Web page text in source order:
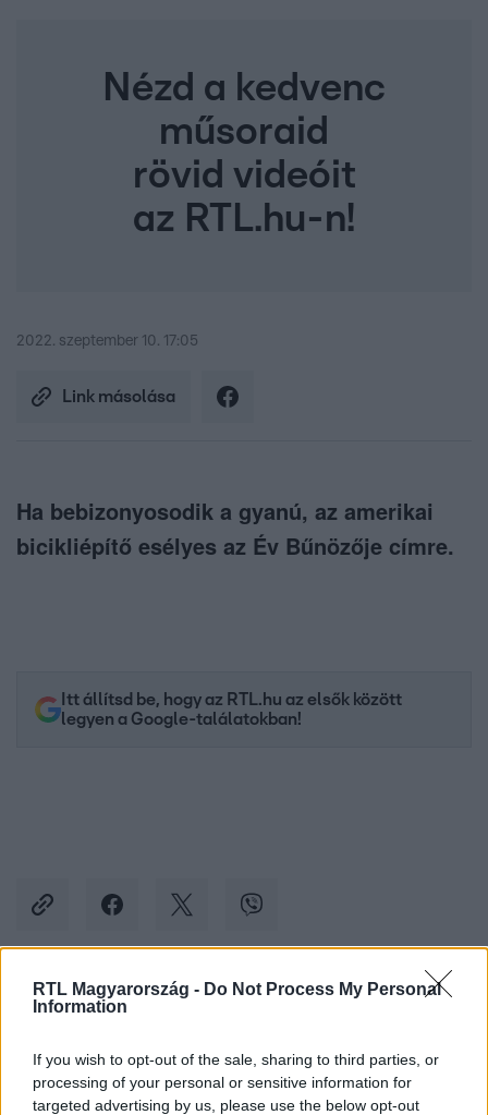
RTL Magyarország - Do Not Process My Personal
Information
If you wish to opt-out of the sale, sharing to third parties, or
processing of your personal or sensitive information for
targeted advertising by us, please use the below opt-out
Nézd a kedvenc
műsoraid
rövid videóit
az RTL.hu-n!
2022. szeptember 10. 17:05
Link másolása
Ha bebizonyosodik a gyanú, az amerikai
bicikliépítő esélyes az Év Bűnözője címre.
Itt állítsd be, hogy az RTL.hu az elsők között
legyen a Google-találatokban!
Kövess minket, és értesülj a friss hírekről a
Követem